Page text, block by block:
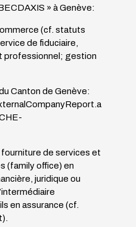
» à Genève:
(cf. statuts
de fiduciaire,
professionnel; gestion
Canton de Genève:
de services et
(family office) en
juridique ou
en assurance (cf.